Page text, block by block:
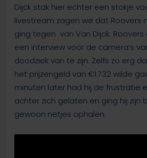
Dijck stak hier echter een stokje
livestream zagen we dat Roovers
ging tegen van Van Dijck.
een interview voor de camera’s
doodziek van te zijn. Zelfs zo erg
het prijzengeld van €1.732 wilde
minuten later had hij de frustratie
achter zich gelaten en ging hij zijn
gewoon netjes ophalen.